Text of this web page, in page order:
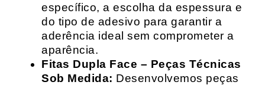
específico, a escolha da espessura e
do tipo de adesivo para garantir a
aderência ideal sem comprometer a
aparência.
Fitas Dupla Face – Peças Técnicas
Sob Medida: Desenvolvemos peças